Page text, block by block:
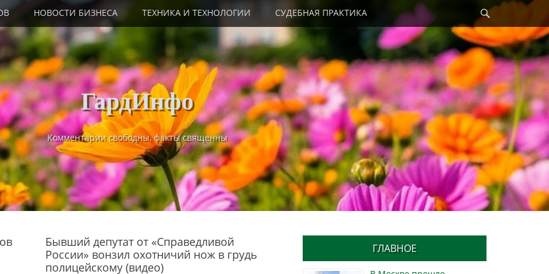
НОВОСТИ БИЗНЕСА ТЕХНИКА И ТЕХНОЛОГИИ СУДЕБНАЯ ПРАКТИКА
Найти
ГардИнфо
Комментарии свободны, факты священны
Бывший депутат от «Справедливой
России» вонзил охотничий нож в грудь
полицейскому (видео)
ГЛАВНОЕ